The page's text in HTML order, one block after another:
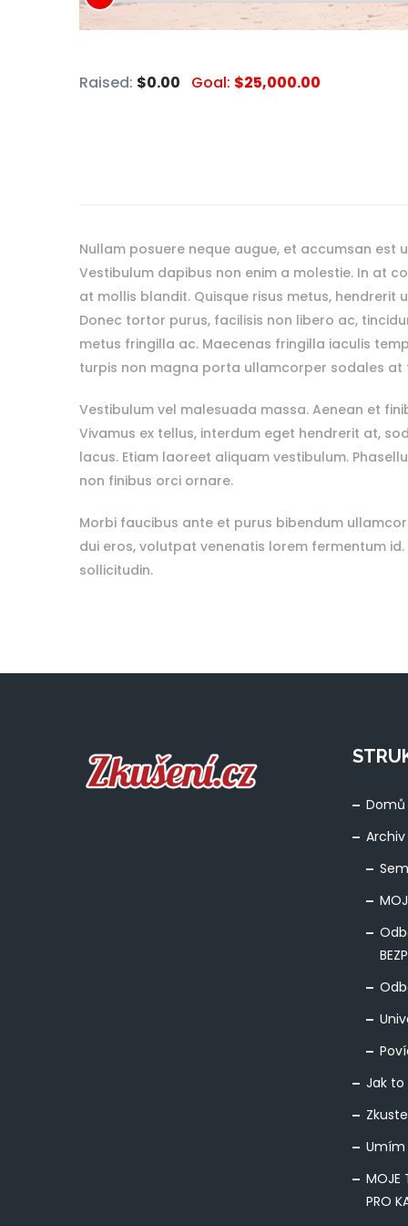
Raised: $0.00 Goal: $25,000.00
Nullam posuere neque augue, et accumsan
Vestibulum dapibus non enim a molestie. In at
at mollis blandit. Quisque risus metus, hendrerit
Donec tortor purus, facilisis non libero ac,
metus fringilla ac. Maecenas fringilla iaculis
turpis non magna porta ullamcorper sodales at
Vestibulum vel malesuada massa. Aenean et
Vivamus ex tellus, interdum eget hendrerit at,
lacus. Etiam laoreet aliquam vestibulum.
non finibus orci ornare.
Morbi faucibus ante et purus bibendum
dui eros, volutpat venenatis lorem fermentum
sollicitudin.
Domů
Archiv
Jak
MOJE
PRO